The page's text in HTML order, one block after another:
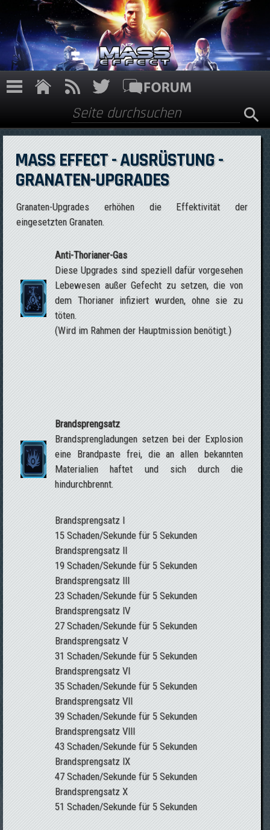
Direkt zum Inhalt
Suchformular
Suche
MASS EFFECT - AUSRÜSTUNG -
GRANATEN-UPGRADES
Granaten-Upgrades erhöhen die Effektivität der
eingesetzten Granaten.
Anti-Thorianer-Gas
Diese Upgrades sind speziell dafür vorgesehen
Lebewesen außer Gefecht zu setzen, die von
dem Thorianer infiziert wurden, ohne sie zu
töten.
(Wird im Rahmen der Hauptmission benötigt.)
Brandsprengsatz
Brandsprengladungen setzen bei der Explosion
eine Brandpaste frei, die an allen bekannten
Materialien haftet und sich durch die
hindurchbrennt.
Brandsprengsatz I
15 Schaden/Sekunde für 5 Sekunden
Brandsprengsatz II
19 Schaden/Sekunde für 5 Sekunden
Brandsprengsatz III
23 Schaden/Sekunde für 5 Sekunden
Brandsprengsatz IV
27 Schaden/Sekunde für 5 Sekunden
Brandsprengsatz V
31 Schaden/Sekunde für 5 Sekunden
Brandsprengsatz VI
35 Schaden/Sekunde für 5 Sekunden
Brandsprengsatz VII
39 Schaden/Sekunde für 5 Sekunden
Brandsprengsatz VIII
43 Schaden/Sekunde für 5 Sekunden
Brandsprengsatz IX
47 Schaden/Sekunde für 5 Sekunden
Brandsprengsatz X
51 Schaden/Sekunde für 5 Sekunden